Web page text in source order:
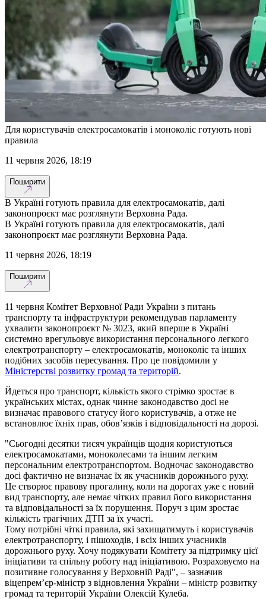
Для користувачів електросамокатів і моноколіс готують нові
правила
11 червня 2026, 18:19
Поширити
В Україні готують правила для електросамокатів, далі
законопроєкт має розглянути Верховна Рада.
В Україні готують правила для електросамокатів, далі
законопроєкт має розглянути Верховна Рада.
11 червня 2026, 18:19
Поширити
11 червня Комітет Верховної Ради України з питань
транспорту та інфраструктури рекомендував парламенту
ухвалити законопроєкт № 3023, який вперше в Україні
системно врегульовує використання персонального легкого
електротранспорту – електросамокатів, моноколіс та інших
подібних засобів пересування. Про це повідомили у
Міністерстві розвитку громад та територій.
Йдеться про транспорт, кількість якого стрімко зростає в
українських містах, однак чинне законодавство досі не
визначає правового статусу його користувачів, а отже не
встановлює їхніх прав, обов’язків і відповідальності на дорозі.
"Сьогодні десятки тисяч українців щодня користуються
електросамокатами, моноколесами та іншим легким
персональним електротранспортом. Водночас законодавство
досі фактично не визначає їх як учасників дорожнього руху.
Це створює правову прогалину, коли на дорогах уже є новий
вид транспорту, але немає чітких правил його використання
та відповідальності за їх порушення. Поруч з цим зростає
кількість трагічних ДТП за їх участі.
Тому потрібні чіткі правила, які захищатимуть і користувачів
електротранспорту, і пішоходів, і всіх інших учасників
дорожнього руху. Хочу подякувати Комітету за підтримку цієї
ініціативи та спільну роботу над ініціативою. Розраховуємо на
позитивне голосування у Верховній Раді", – зазначив
віцепрем’єр-міністр з відновлення України – міністр розвитку
громад та територій України Олексій Кулеба.